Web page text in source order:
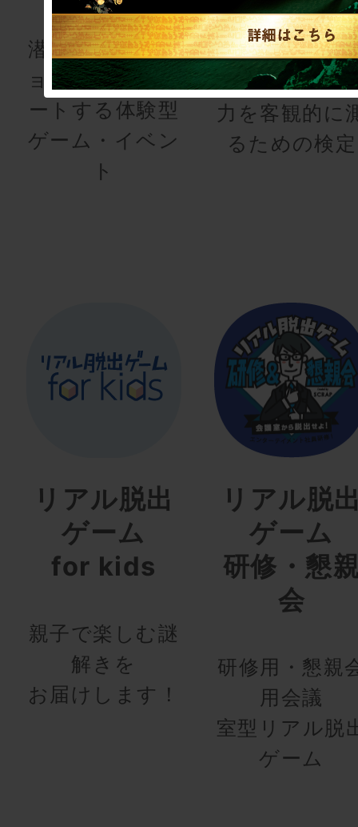
潜入してミッシ
ョンをコンプリ
ートする体験型
ゲーム・イベン
ト
検定
あなたの謎解
力を客観的に
るための検定
リアル脱出
ゲーム
for kids
親子で楽しむ謎
解きを
お届けします！
リアル脱
ゲーム
研修・懇
会
研修用・懇親
用会議
室型リアル脱
ゲーム